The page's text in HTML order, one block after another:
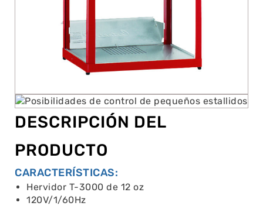
DESCRIPCIÓN DEL
PRODUCTO
CARACTERÍSTICAS:
Hervidor T-3000 de 12 oz
120V/1/60Hz